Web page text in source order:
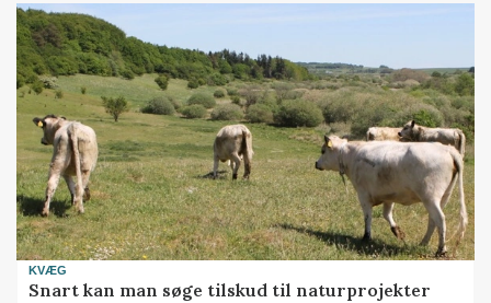
KVÆG
Snart kan man søge tilskud til naturprojekter